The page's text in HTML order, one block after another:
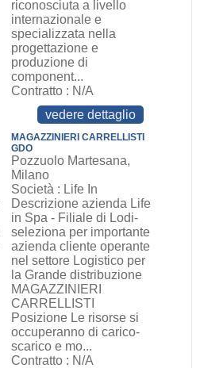
riconosciuta a livello
internazionale e
specializzata nella
progettazione e
produzione di
component...
Contratto : N/A
vedere dettaglio
MAGAZZINIERI CARRELLISTI
GDO
Pozzuolo Martesana,
Milano
Società : Life In
Descrizione azienda Life
in Spa - Filiale di Lodi-
seleziona per importante
azienda cliente operante
nel settore Logistico per
la Grande distribuzione
MAGAZZINIERI
CARRELLISTI
Posizione Le risorse si
occuperanno di carico-
scarico e mo...
Contratto : N/A